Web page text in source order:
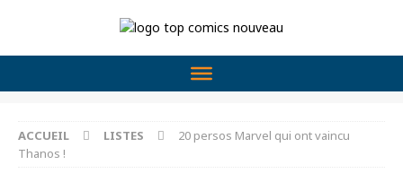
ACCUEIL LISTES
20 persos Marvel qui ont vaincu
Thanos !